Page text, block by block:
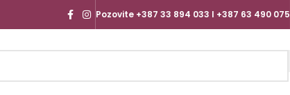
Pozovite +387 33 894 033 I +387 63 490 075